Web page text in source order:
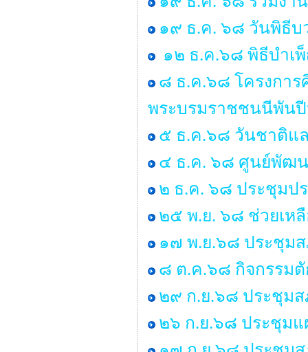
๑๙ ธ.ค. ๖๘ วันพิธีบ
๑๒ ธ.ค.๖๘ พิธีบำ
๘ ธ.ค.๖๘ โครงการ
พระบรมราชชนนีพัน
๕ ธ.ค.๖๘ วันชาติแ
๔ ธ.ค. ๖๘ ศูนย์พัฒน
๒ ธ.ค. ๖๘ ประชุมป
๒๕ พ.ย. ๖๘ ช่วยเห
๑๗ พ.ย.๖๘ ประชุม
๘ ต.ค.๖๘ กิจกรรม
๒๙ ก.ย.๖๘ ประชุม
๒๖ ก.ย.๖๘ ประชุม